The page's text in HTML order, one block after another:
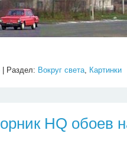
| Раздел: Вокруг света Картинки
HQ обоев